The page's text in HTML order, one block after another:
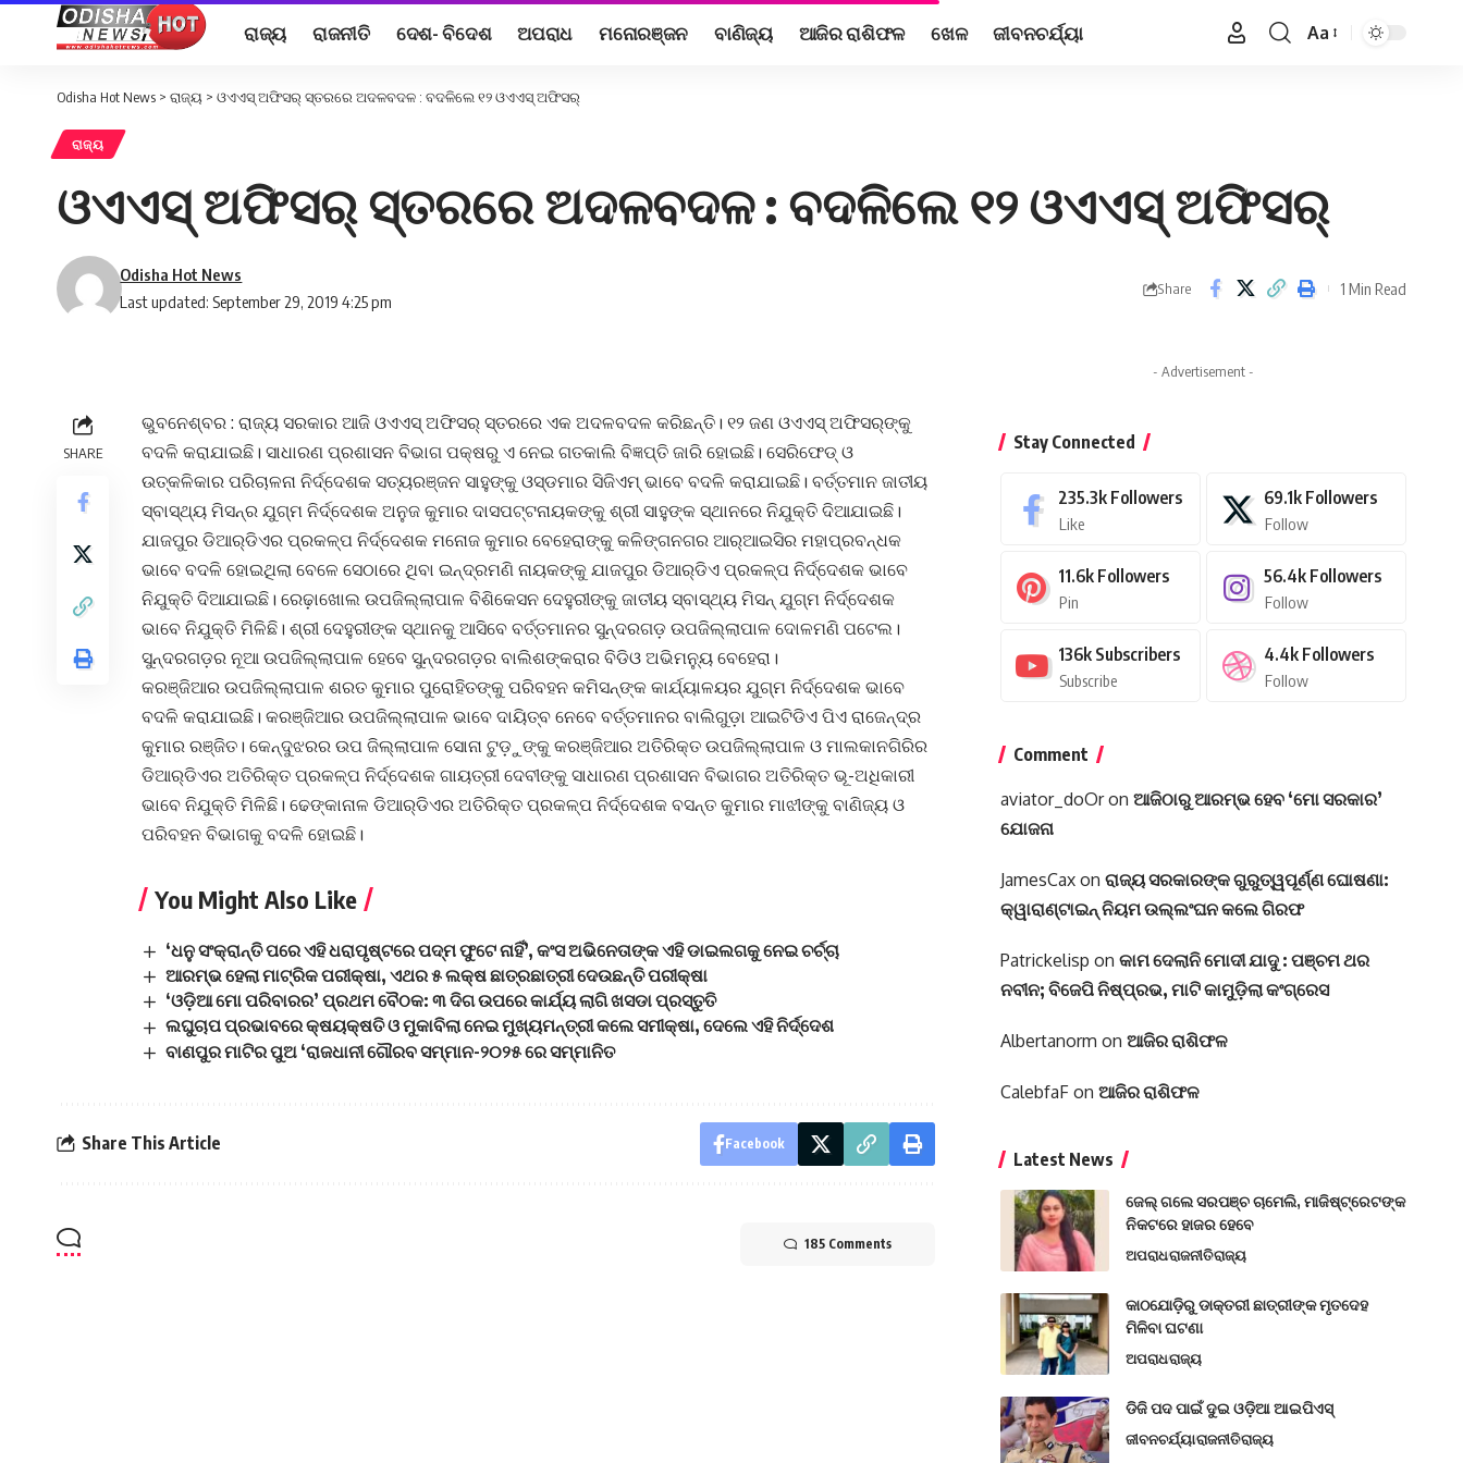
ରାଜ୍ୟ ରାଜନୀତି ଦେଶ- ବିଦେଶ ଅପରାଧ ମନୋରଞ୍ଜନ ବାଣିଜ୍ୟ ଆଜିର ରାଶିଫଳ ଖେଳ ଜୀବନଚର୍ଯ୍ୟା
Font
Aa
Odisha Hot News > ରାଜ୍ୟ > ଓଏଏସ୍‌ ଅଫିସର୍‌ ସ୍ତରରେ ଅଦଳବଦଳ : ବଦଳିଲେ ୧୨ ଓଏଏସ୍‌ ଅଫିସର୍‌
ରାଜ୍ୟ
ଓଏଏସ୍‌ ଅଫିସର୍‌ ସ୍ତରରେ ଅଦଳବଦଳ : ବଦଳିଲେ ୧୨ ଓଏଏସ୍‌ ଅଫିସର୍‌
Last updated: September 29, 2019 4:25 pm
Odisha Hot News
Share 1 Min Read
SHARE
ଭୁବନେଶ୍ବର : ରାଜ୍ୟ ସରକାର ଆଜି ଓଏଏସ୍‌ ଅଫିସର୍‌ ସ୍ତରରେ ଏକ ଅଦଳବଦଳ କରିଛନ୍ତି। ୧୨ ଜଣ ଓଏଏସ୍‌ ଅଫିସର୍‌ଙ୍କୁ
ବଦଳି କରାଯାଇଛି। ସାଧାରଣ ପ୍ରଶାସନ ବିଭାଗ ପକ୍ଷରୁ ଏ ନେଇ ଗତକାଲି ବିଜ୍ଞପ୍ତି ଜାରି ହୋଇଛି। ସେରିଫେଡ୍‌ ଓ
ଉତ୍କଳିକାର ପରିଚାଳନା ନିର୍ଦ୍ଦେଶକ ସତ୍ୟରଞ୍ଜନ ସାହୁଙ୍କୁ ଓସ୍‌ଡମାର ସିଜିଏମ୍‌ ଭାବେ ବଦଳି କରାଯାଇଛି। ବର୍ତ୍ତମାନ ଜାତୀୟ
ସ୍ବାସ୍ଥ୍ୟ ମିସନ୍‌ର ଯୁଗ୍ମ ନିର୍ଦ୍ଦେଶକ ଅନୁଜ କୁମାର ଦାସପଟ୍ଟନାୟକଙ୍କୁ ଶ୍ରୀ ସାହୁଙ୍କ ସ୍ଥାନରେ ନିଯୁକ୍ତି ଦିଆଯାଇଛି।
ଯାଜପୁର ଡିଆର୍‌ଡିଏର ପ୍ରକଳ୍ପ ନିର୍ଦ୍ଦେଶକ ମନୋଜ କୁମାର ବେହେରାଙ୍କୁ କଳିଙ୍ଗନଗର ଆର୍‌ଆଇସିର ମହାପ୍ରବନ୍ଧକ
ଭାବେ ବଦଳି ହୋଇଥିଲା ବେଳେ ସେଠାରେ ଥିବା ଇନ୍ଦ୍ରମଣି ନାୟକଙ୍କୁ ଯାଜପୁର ଡିଆର୍‌ଡିଏ ପ୍ରକଳ୍ପ ନିର୍ଦ୍ଦେଶକ ଭାବେ
ନିଯୁକ୍ତି ଦିଆଯାଇଛି। ରେଢ଼ାଖୋଲ ଉପଜିଲ୍ଲାପାଳ ବିଶିକେସନ ଦେହୁରୀଙ୍କୁ ଜାତୀୟ ସ୍ବାସ୍ଥ୍ୟ ମିସନ୍‌ ଯୁଗ୍ମ ନିର୍ଦ୍ଦେଶକ
ଭାବେ ନିଯୁକ୍ତି ମିଳିଛି। ଶ୍ରୀ ଦେହୁରୀଙ୍କ ସ୍ଥାନକୁ ଆସିବେ ବର୍ତ୍ତମାନର ସୁନ୍ଦରଗଡ଼ ଉପଜିଲ୍ଲାପାଳ ଦୋଳମଣି ପଟେଲ।
ସୁନ୍ଦରଗଡ଼ର ନୂଆ ଉପଜିଲ୍ଲାପାଳ ହେବେ ସୁନ୍ଦରଗଡ଼ର ବାଲିଶଙ୍କରାର ବିଡିଓ ଅଭିମନ୍ୟୁ ବେହେରା।
କରଞ୍ଜିଆର ଉପଜିଲ୍ଲାପାଳ ଶରତ କୁମାର ପୁରୋହିତଙ୍କୁ ପରିବହନ କମିସନ୍‌ଙ୍କ କାର୍ଯ୍ୟାଳୟର ଯୁଗ୍ମ ନିର୍ଦ୍ଦେଶକ ଭାବେ
ବଦଳି କରାଯାଇଛି। କରଞ୍ଜିଆର ଉପଜିଲ୍ଲାପାଳ ଭାବେ ଦାୟିତ୍ବ ନେବେ ବର୍ତ୍ତମାନର ବାଲିଗୁଡ଼ା ଆଇଟିଡିଏ ପିଏ ରାଜେନ୍ଦ୍ର
କୁମାର ରଞ୍ଜିତ। କେନ୍ଦୁଝରର ଉପ ଜିଲ୍ଲାପାଳ ସୋନା ଟୁଡ଼ୁଙ୍କୁ କରଞ୍ଜିଆର ଅତିରିକ୍ତ ଉପଜିଲ୍ଲାପାଳ ଓ ମାଲକାନଗିରିର
ଡିଆର୍‌ଡିଏର ଅତିରିକ୍ତ ପ୍ରକଳ୍ପ ନିର୍ଦ୍ଦେଶକ ଗାୟତ୍ରୀ ଦେବୀଙ୍କୁ ସାଧାରଣ ପ୍ରଶାସନ ବିଭାଗର ଅତିରିକ୍ତ ଭୂ-ଅଧିକାରୀ
ଭାବେ ନିଯୁକ୍ତି ମିଳିଛି। ଢେଙ୍କାନାଳ ଡିଆର୍‌ଡିଏର ଅତିରିକ୍ତ ପ୍ରକଳ୍ପ ନିର୍ଦ୍ଦେଶକ ବସନ୍ତ କୁମାର ମାଝୀଙ୍କୁ ବାଣିଜ୍ୟ ଓ
ପରିବହନ ବିଭାଗକୁ ବଦଳି ହୋଇଛି।
You Might Also Like
‘ଧନୁ ସଂକ୍ରାନ୍ତି ପରେ ଏହି ଧରାପୃଷ୍ଟରେ ପଦ୍ମ ଫୁଟେ ନାହିଁ’, କଂସ ଅଭିନେତାଙ୍କ ଏହି ଡାଇଲଗକୁ ନେଇ ଚର୍ଚ୍ଚା
ଆରମ୍ଭ ହେଲା ମାଟ୍ରିକ ପରୀକ୍ଷା, ଏଥର ୫ ଲକ୍ଷ ଛାତ୍ରଛାତ୍ରୀ ଦେଉଛନ୍ତି ପରୀକ୍ଷା
‘ଓଡ଼ିଆ ମୋ ପରିବାରର’ ପ୍ରଥମ ବୈଠକ: ୩ ଦିଗ ଉପରେ କାର୍ଯ୍ୟ ଲାଗି ଖସଡା ପ୍ରସ୍ତୁତି
ଲଘୁଚାପ ପ୍ରଭାବରେ କ୍ଷୟକ୍ଷତି ଓ ମୁକାବିଲା ନେଇ ମୁଖ୍ୟମନ୍ତ୍ରୀ କଲେ ସମୀକ୍ଷା, ଦେଲେ ଏହି ନିର୍ଦ୍ଦେଶ
ବାଣପୁର ମାଟିର ପୁଅ ‘ରାଜଧାନୀ ଗୌରବ ସମ୍ମାନ-୨୦୨୫ ରେ ସମ୍ମାନିତ
Share This Article Facebook
185 Comments
- Advertisement -
Stay Connected
235.3k Followers
Like
69.1k Followers
Follow
11.6k Followers
Pin
56.4k Followers
Follow
136k Subscribers
Subscribe
4.4k Followers
Follow
Comment
aviator_doOron ଆଜିଠାରୁ ଆରମ୍ଭ ହେବ ‘ମୋ ସରକାର’
ଯୋଜନା
JamesCaxon ରାଜ୍ୟ ସରକାରଙ୍କ ଗୁରୁତ୍ୱପୂର୍ଣ୍ଣ ଘୋଷଣା:
କ୍ୱାରାଣ୍ଟାଇନ୍‌ ନିୟମ ଉଲ୍ଲଂଘନ କଲେ ଗିରଫ
Patrickelisp on କାମ ଦେଲାନି ମୋଦୀ ଯାଦୁ : ପଞ୍ଚମ ଥର
ନବୀନ; ବିଜେପି ନିଷ୍ପ୍ରଭ, ମାଟି କାମୁଡ଼ିଲା କଂଗ୍ରେସ
Albertanorm on ଆଜିର ରାଶିଫଳ
CalebfaFon ଆଜିର ରାଶିଫଳ
Latest News
ଜେଲ୍ ଗଲେ ସରପଞ୍ଚ ଚାମେଲି, ମାଜିଷ୍ଟ୍ରେଟଙ୍କ
ନିକଟରେ ହାଜର ହେବେ
ଅପରାଧରାଜନୀତିରାଜ୍ୟ
କାଠଯୋଡ଼ିରୁ ଡାକ୍ତରୀ ଛାତ୍ରୀଙ୍କ ମୃତଦେହ
ମିଳିବା ଘଟଣା
ଅପରାଧରାଜ୍ୟ
ଡିଜି ପଦ ପାଇଁ ଦୁଇ ଓଡ଼ିଆ ଆଇପିଏସ୍
ଜୀବନଚର୍ଯ୍ୟାରାଜନୀତିରାଜ୍ୟ